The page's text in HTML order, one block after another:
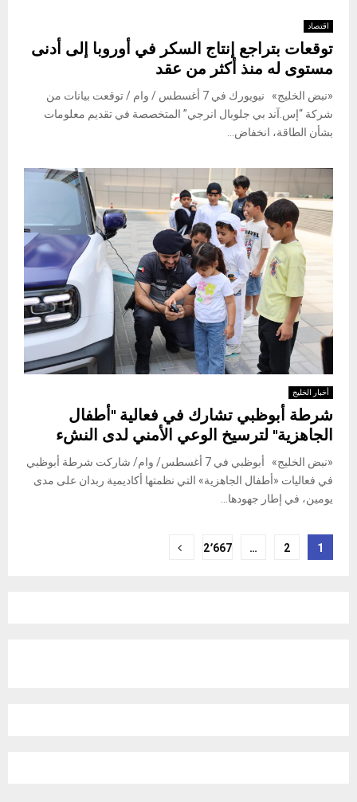
اقتصاد
توقعات بتراجع إنتاج السكر في أوروبا إلى أدنى
مستوى له منذ أكثر من عقد
«نبض الخليج» نيويورك في 7 أغسطس / وام / توقعت بيانات من
شركة “إس.آند بي جلوبال انرجي” المتخصصة في تقديم معلومات
بشأن الطاقة، انخفاض...
أخبار الخليج
شرطة أبوظبي تشارك في فعالية "أطفال
الجاهزية" لترسيخ الوعي الأمني لدى النشء
«نبض الخليج» أبوظبي في 7 أغسطس/ وام/ شاركت شرطة أبوظبي
في فعاليات «أطفال الجاهزية» التي نظمتها أكاديمية ربدان على مدى
يومين، في إطار جهودها...
Posts
1
2
… 2٬667